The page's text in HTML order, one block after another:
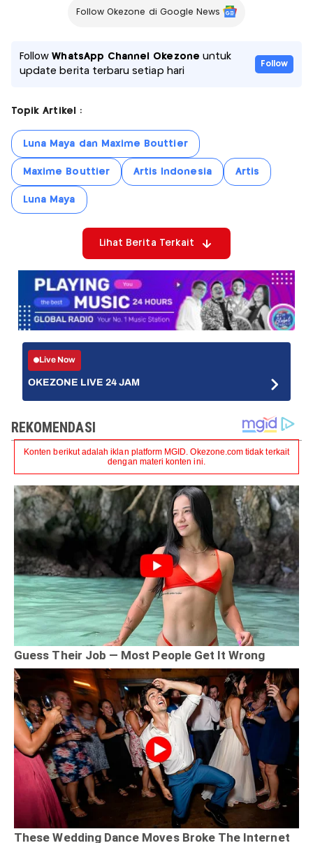
Follow Okezone di Google News
FollowWhatsApp Channel Okezone untuk
update berita terbaru setiap hari
Follow
Topik Artikel :
Luna Maya dan Maxime Bouttier
Maxime Bouttier Artis Indonesia Artis
Luna Maya
Lihat Berita Terkait
Live Now
OKEZONE LIVE 24 JAM